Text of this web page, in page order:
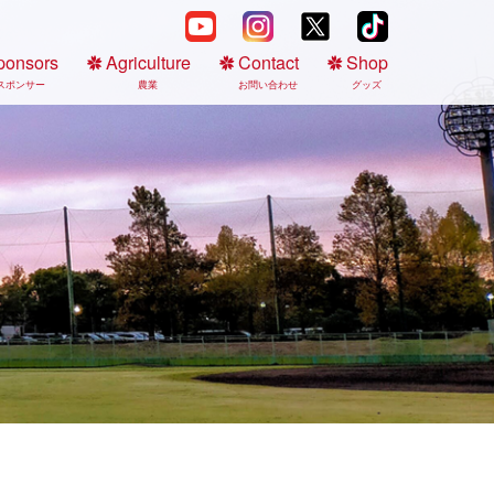
ポンサー
Agriculture
農業
Contact
お問い合わせ
Shop
グッズ